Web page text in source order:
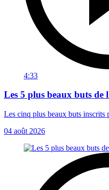
4:33
Les 5 plus beaux buts de
Les cinq plus beaux buts inscrits
04 août 2026